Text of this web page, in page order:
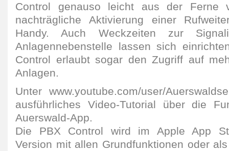
Control genauso leicht aus der Ferne
nachträgliche Aktivierung einer
Handy. Auch Weckzeiten zur
Anlagennebenstelle lassen sich
Control erlaubt sogar den Zugriff auf
Anlagen.
Unter www.youtube.com/user/
ausführliches Video-Tutorial über die
Auerswald-App.
Die PBX Control wird im Apple App
Version mit allen Grundfunktionen oder